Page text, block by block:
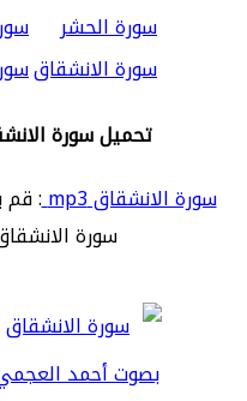
سورة الحشر
سورة الانشقاق
تحميل سورة
سورة الانشقاق mp3
: قم
سورة